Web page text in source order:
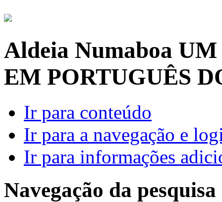
Aldeia Numaboa UM
EM PORTUGUÊS
Ir para conteúdo
Ir para a navegação e
Ir para informações
Navegação da pesquisa